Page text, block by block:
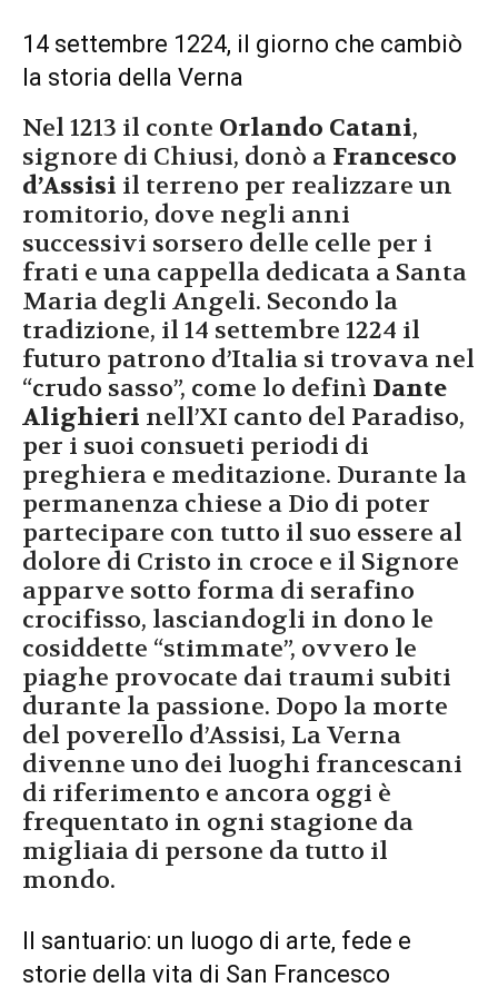
14 settembre 1224, il giorno che cambiò
la storia della Verna
Nel 1213 il conte Orlando Catani,
signore di Chiusi, donò a Francesco
d’Assisi il terreno per realizzare un
romitorio, dove negli anni
successivi sorsero delle celle per i
frati e una cappella dedicata a Santa
Maria degli Angeli. Secondo la
tradizione, il 14 settembre 1224 il
futuro patrono d’Italia si trovava nel
“crudo sasso”, come lo definì Dante
Alighieri nell’XI canto del Paradiso,
per i suoi consueti periodi di
preghiera e meditazione. Durante la
permanenza chiese a Dio di poter
partecipare con tutto il suo essere al
dolore di Cristo in croce e il Signore
apparve sotto forma di serafino
crocifisso, lasciandogli in dono le
cosiddette “stimmate”, ovvero le
piaghe provocate dai traumi subiti
durante la passione. Dopo la morte
del poverello d’Assisi, La Verna
divenne uno dei luoghi francescani
di riferimento e ancora oggi è
frequentato in ogni stagione da
migliaia di persone da tutto il
mondo.
Il santuario: un luogo di arte, fede e
storie della vita di San Francesco